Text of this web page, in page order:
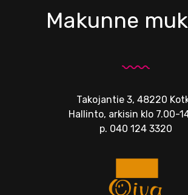
Makunne
Takojantie 3, 48220
Hallinto, arkisin klo 7.00-
p. 040 124 3320